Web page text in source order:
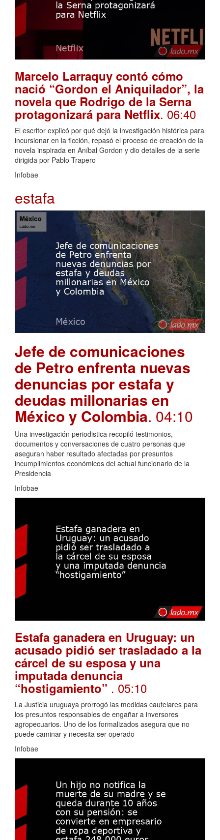
Marcelo Larraquy contó cómo
nació “Gordon el Aniquilador”, la
novela que Rodrigo de la Serna
protagonizará para Netflix. 06:40
El escritor explicó por qué dejó la investigación histórica para
incursionar en la ficción, repasó el proceso de creación de la
novela inspirada en Aníbal Gordon y dio detalles de la serie
dirigida por Pablo Trapero
Infobae
estafa
Jefe de comunicaciones
de Petro enfrenta nuevas
denuncias por estafa y
deudas millonarias en
México y Colombia. 04:10
Una investigación periodistica recopiló testimonios,
documentos y conversaciones de cuatro personas que
aseguran haber resultado afectadas por presuntos
incumplimientos económicos del actual funcionario de la
Presidencia
Infobae
Estafa ganadera en Uruguay: un
acusado pidió ser trasladado a la
cárcel de su esposa y una
imputada denuncia
“hostigamiento” . 05:10
La Justicia uruguaya prorrogó las medidas cautelares para
los presuntos responsables de engañar a inversores
agropecuarios. Uno de los formalizados asegura que no
puede caminar y necesita ser operado
Infobae